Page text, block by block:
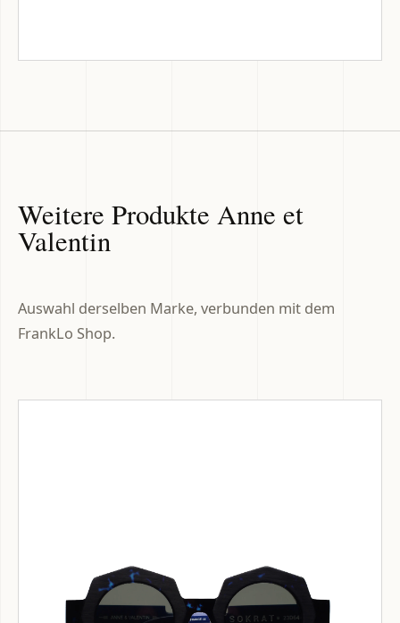
Weitere Produkte Anne et
Valentin
Auswahl derselben Marke, verbunden mit dem
FrankLo Shop.